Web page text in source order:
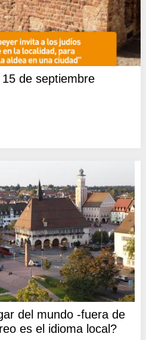
de septiembre
del mundo -fuera de
es el idioma local?